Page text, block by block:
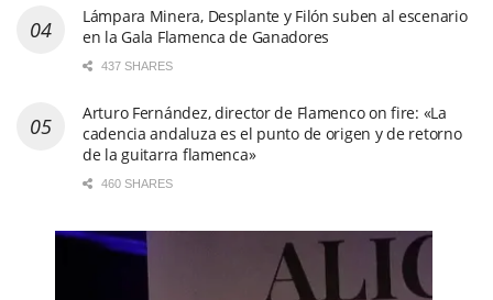
Lámpara Minera, Desplante y Filón suben al escenario
en la Gala Flamenca de Ganadores
437 SHARES
Arturo Fernández, director de Flamenco on fire: «La
cadencia andaluza es el punto de origen y de retorno
de la guitarra flamenca»
460 SHARES